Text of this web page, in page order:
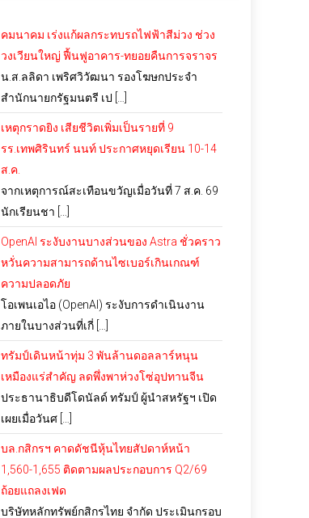
คมนาคม เร่งแก้ผลกระทบรถไฟฟ้าสีม่วง ช่วง
วงเวียนใหญ่ ฟื้นฟูอาคาร-ทยอยคืนการจราจร
น.ส.ลลิดา เพริศวิวัฒนา รองโฆษกประจำ
สำนักนายกรัฐมนตรี เป […]
เหตุกราดยิง เสียชีวิตเพิ่มเป็นรายที่ 9
รร.เทพศิรินทร์ นนท์ ประกาศหยุดเรียน 10-14
ส.ค.
จากเหตุการณ์สะเทือนขวัญเมื่อวันที่ 7 ส.ค. 69
นักเรียนชา […]
OpenAI ระงับงานบางส่วนของ Astra ชั่วคราว
หวั่นความสามารถด้านไซเบอร์เกินเกณฑ์
ความปลอดภัย
โอเพนเอไอ (OpenAI) ระงับการดำเนินงาน
ภายในบางส่วนที่เกี่ […]
ทรัมป์เดินหน้าทุ่ม 3 พันล้านดอลลาร์หนุน
เหมืองแร่สำคัญ ลดพึ่งพาห่วงโซ่อุปทานจีน
ประธานาธิบดีโดนัลด์ ทรัมป์ ผู้นำสหรัฐฯ เปิด
เผยเมื่อวันศ […]
บล.กสิกรฯ คาดดัชนีหุ้นไทยสัปดาห์หน้า
1,560-1,655 ติดตามผลประกอบการ Q2/69
ถ้อยแถลงเฟด
บริษัทหลักทรัพย์กสิกรไทย จำกัด ประเมินกรอบ